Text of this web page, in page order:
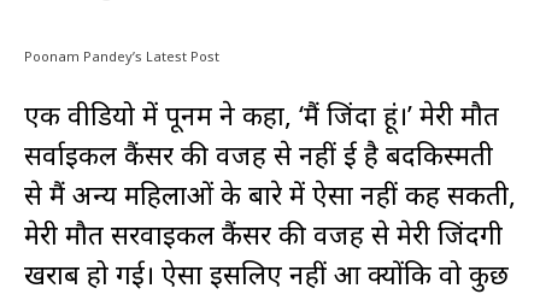
Poonam Pandey’s Latest Post
एक वीडियो में पूनम ने कहा, ‘मैं जिंदा हूं।’ मेरी मौत
सर्वाइकल कैंसर की वजह से नहीं हुई है बदकिस्मती
से मैं अन्य महिलाओं के बारे में ऐसा नहीं कह सकती,
मेरी मौत सरवाइकल कैंसर की वजह से मेरी जिंदगी
खराब हो गई। ऐसा इसलिए नहीं हुआ क्योंकि वो कुछ